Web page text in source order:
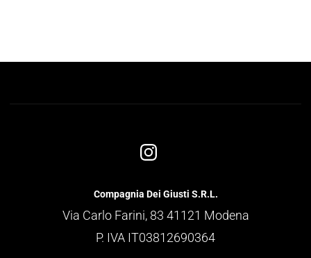
Compagnia Dei Giusti S.R.L.
Via Carlo Farini, 83 41121 Modena
P. IVA IT03812690364